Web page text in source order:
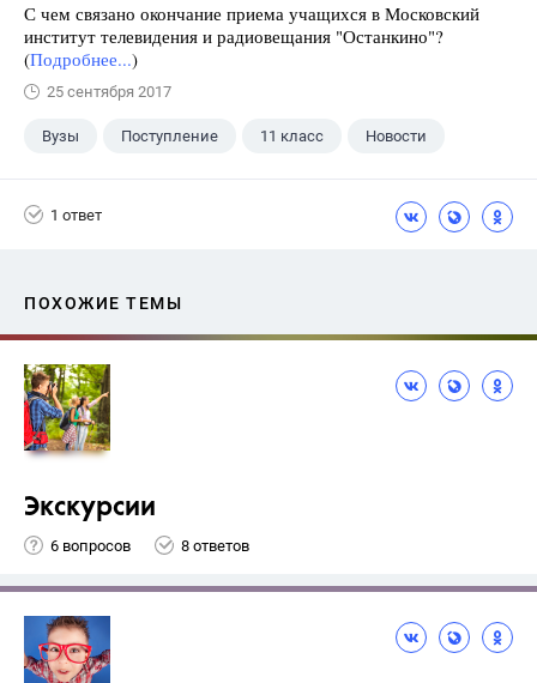
С чем связано окончание приема учащихся в Московский
институт телевидения и радиовещания "Останкино"?
(Подробнее...)
25 сентября 2017
Вузы Поступление 11 класс Новости
1 ответ
ПОХОЖИЕ ТЕМЫ
Экскурсии
6 вопросов 8 ответов